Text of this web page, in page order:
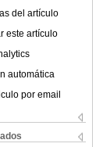
del artículo
este artículo
automática
por email